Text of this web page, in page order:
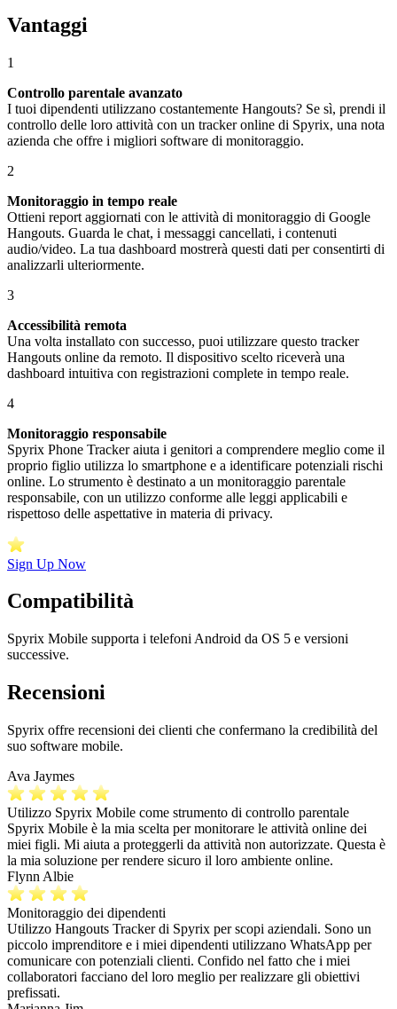
Vantaggi
1
Controllo parentale avanzato
I tuoi dipendenti utilizzano costantemente Hangouts? Se sì, prendi il
controllo delle loro attività con un tracker online di Spyrix, una nota
azienda che offre i migliori software di monitoraggio.
2
Monitoraggio in tempo reale
Ottieni report aggiornati con le attività di monitoraggio di Google
Hangouts. Guarda le chat, i messaggi cancellati, i contenuti
audio/video. La tua dashboard mostrerà questi dati per consentirti di
analizzarli ulteriormente.
3
Accessibilità remota
Una volta installato con successo, puoi utilizzare questo tracker
Hangouts online da remoto. Il dispositivo scelto riceverà una
dashboard intuitiva con registrazioni complete in tempo reale.
4
Monitoraggio responsabile
Spyrix Phone Tracker aiuta i genitori a comprendere meglio come il
proprio figlio utilizza lo smartphone e a identificare potenziali rischi
online. Lo strumento è destinato a un monitoraggio parentale
responsabile, con un utilizzo conforme alle leggi applicabili e
rispettoso delle aspettative in materia di privacy.
Sign Up Now
Compatibilità
Spyrix Mobile supporta i telefoni Android da OS 5 e versioni
successive.
Recensioni
Spyrix offre recensioni dei clienti che confermano la credibilità del
suo software mobile.
Ava Jaymes
Utilizzo Spyrix Mobile come strumento di controllo parentale
Spyrix Mobile è la mia scelta per monitorare le attività online dei
miei figli. Mi aiuta a proteggerli da attività non autorizzate. Questa è
la mia soluzione per rendere sicuro il loro ambiente online.
Flynn Albie
Monitoraggio dei dipendenti
Utilizzo Hangouts Tracker di Spyrix per scopi aziendali. Sono un
piccolo imprenditore e i miei dipendenti utilizzano WhatsApp per
comunicare con potenziali clienti. Confido nel fatto che i miei
collaboratori facciano del loro meglio per realizzare gli obiettivi
prefissati.